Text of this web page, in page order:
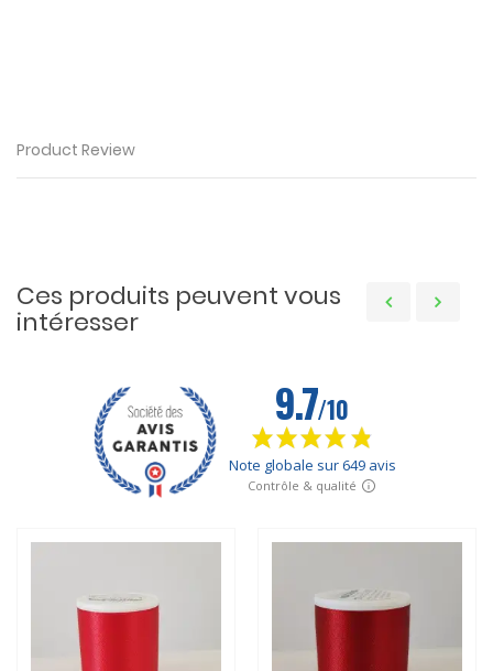
Product Review
Ces produits peuvent vous
intéresser